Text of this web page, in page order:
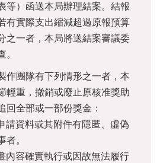
等）函送本局辦理結案。結報
有實際支出縮減超過原報預算
之一者，本局將送結案審議委
。
作團隊有下列情形之一者，本
輕重，撤銷或廢止原核准獎助
回全部或一部份獎金：
請資料或其附件有隱匿、虛偽
者。
內容確實執行或因故無法履行